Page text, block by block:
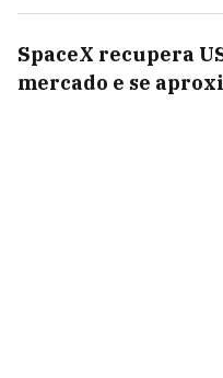
SpaceX recupera
mercado e se